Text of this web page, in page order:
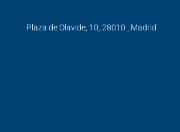
Plaza de Olavide, 10, 28010 , Madrid